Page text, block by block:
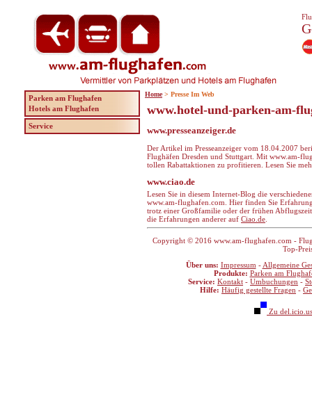
www.hotel-und-parken-am-
www.presseanzeiger.de
Der Artikel im Presseanzeiger vom 18.04.2007
Flughäfen Dresden und Stuttgart. Mit www.am-
tollen Rabattaktionen zu profitieren. Lesen Sie
www.ciao.de
Lesen Sie in diesem Internet-Blog die
www.am-flughafen.com. Hier finden Sie
trotz einer Großfamilie oder der frühen
die Erfahrungen anderer auf Ciao.de
Copyright © 2016 www.am-flughafen.com -
Top-
Über uns: Impressum - Allgemeine
Produkte: Parken am
Service: Kontakt - Umbuchungen -
Hilfe: Häufig gestellte Fragen -
Zu
Parken am Flughafen
Hotels am Flughafen
Service
Home > Presse Im Web